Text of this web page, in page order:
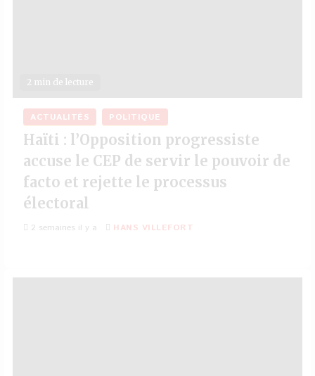
2 min de lecture
ACTUALITÉS POLITIQUE
Haïti : l’Opposition progressiste
accuse le CEP de servir le pouvoir de
facto et rejette le processus
électoral
2 semaines il y a HANS VILLEFORT